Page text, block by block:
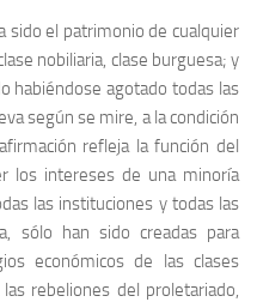
sido el patrimonio de cualquier
nobiliaria, clase burguesa; y
habiéndose agotado todas las
según se mire, a la condición
refleja la función del
los intereses de una minoría
las instituciones y todas las
sólo han sido creadas para
económicos de las clases
rebeliones del proletariado,